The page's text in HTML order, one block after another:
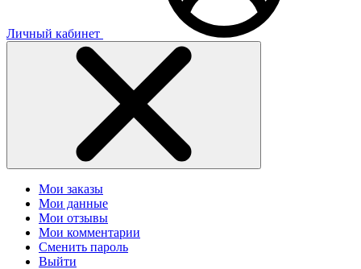
Личный кабинет
Мои заказы
Мои данные
Мои отзывы
Мои комментарии
Сменить пароль
Выйти